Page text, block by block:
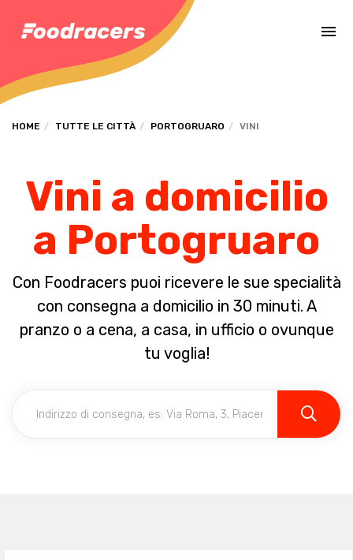
HOME TUTTE LE CITTÀ PORTOGRUARO VINI
Vini a domicilio
a Portogruaro
Con Foodracers puoi ricevere le sue specialità
con consegna a domicilio in 30 minuti. A
pranzo o a cena, a casa, in ufficio o ovunque
tu voglia!